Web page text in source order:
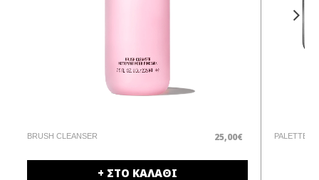
BRUSH CLEANSER 25,00€
+ ΣΤΟ ΚΑΛΑΘΙ
PALETTE